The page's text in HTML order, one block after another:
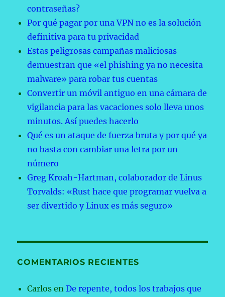
contraseñas?
Por qué pagar por una VPN no es la solución
definitiva para tu privacidad
Estas peligrosas campañas maliciosas
demuestran que «el phishing ya no necesita
malware» para robar tus cuentas
Convertir un móvil antiguo en una cámara de
vigilancia para las vacaciones solo lleva unos
minutos. Así puedes hacerlo
Qué es un ataque de fuerza bruta y por qué ya
no basta con cambiar una letra por un
número
Greg Kroah-Hartman, colaborador de Linus
Torvalds: «Rust hace que programar vuelva a
ser divertido y Linux es más seguro»
COMENTARIOS RECIENTES
Carlos enDe repente, todos los trabajos que